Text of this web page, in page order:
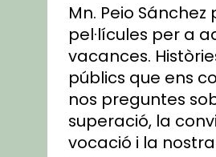
Mn. Peio
pel·lícules per a
vacances.
públics que ens
nos preguntes
superació, la
vocació i la